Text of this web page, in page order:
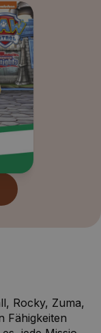
Rocky, Zuma,
Fähigkeiten